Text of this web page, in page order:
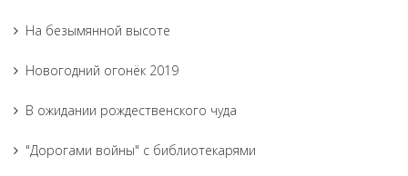
На безымянной высоте
Новогодний огонёк 2019
В ожидании рождественского чуда
"Дорогами войны" с библиотекарями